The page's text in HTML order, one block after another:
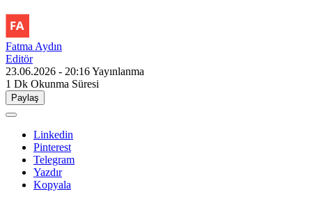
Fatma Aydın
Editör
23.06.2026 - 20:16Yayınlanma
1 Dk Okunma Süresi
Paylaş
Linkedin
Pinterest
Telegram
Yazdır
Kopyala